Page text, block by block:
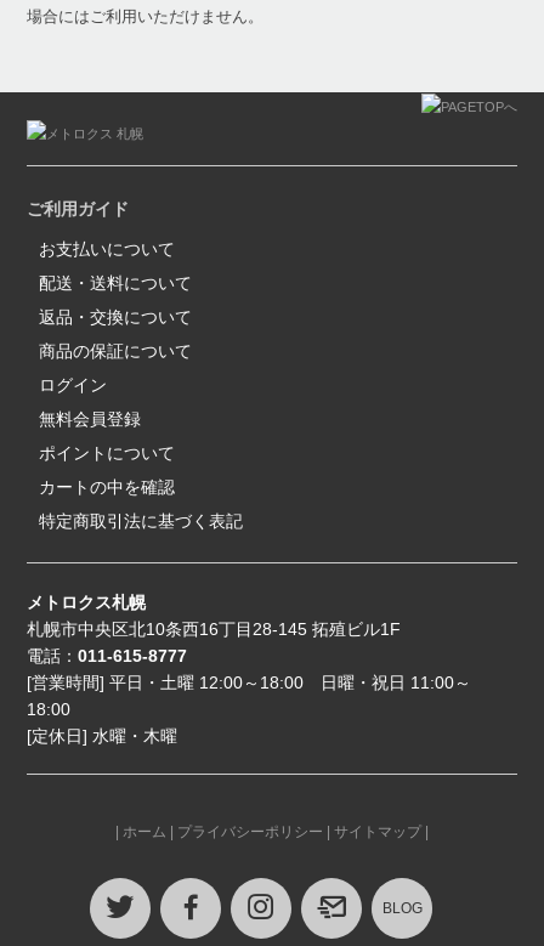
場合にはご利用いただけません。
ご利用ガイド
お支払いについて
配送・送料について
返品・交換について
商品の保証について
ログイン
無料会員登録
ポイントについて
カートの中を確認
特定商取引法に基づく表記
メトロクス札幌
札幌市中央区北10条西16丁目28-145 拓殖ビル1F
電話：011-615-8777
[営業時間] 平日・土曜 12:00～18:00 日曜・祝日 11:00～
18:00
[定休日] 水曜・木曜
| ホーム | プライバシーポリシー | サイトマップ |
BLOG